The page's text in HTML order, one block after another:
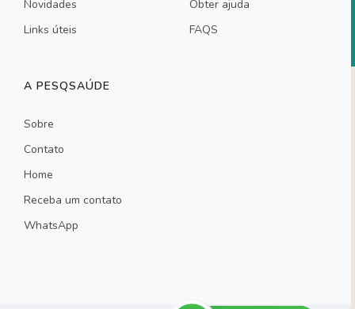
Novidades
Links úteis
Obter ajuda
FAQS
A PESQSAÚDE
Sobre
Contato
Home
Receba um contato
WhatsApp